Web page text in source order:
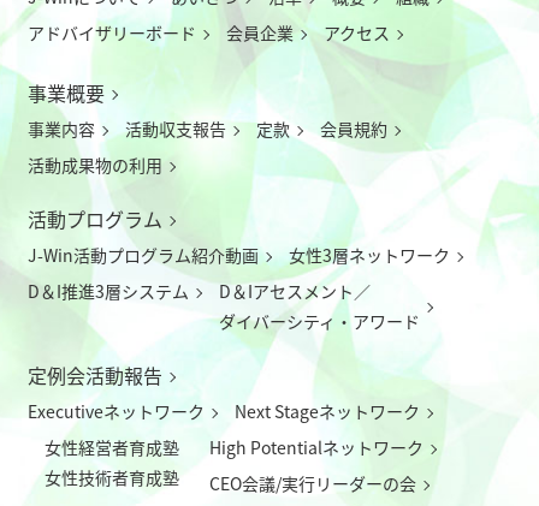
アドバイザリーボード
会員企業 アクセス
事業概要
事業内容 活動収支報告 定款
会員規約
活動成果物の利用
活動プログラム
J-Win活動プログラム紹介動画
女性3層ネットワーク
D＆I推進3層システム
D＆Iアセスメント／
ダイバーシティ・アワード
定例会活動報告
Executiveネットワーク
Next Stageネットワーク
女性経営者育成塾
女性技術者育成塾
High Potentialネットワーク
CEO会議/実行リーダーの会